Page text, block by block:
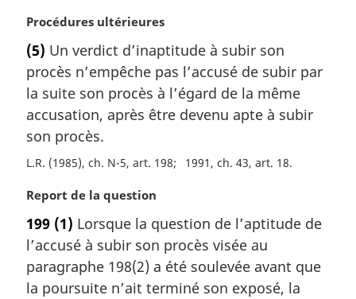
a
l
e
:
N
t
e
m
a
g
i
a
e
:
Procédures ultérieures
(5) Un verdict d’inaptitude à subir son
procès n’empêche pas l’accusé de subir par
la suite son procès à l’égard de la même
accusation, après être devenu apte à subir
son procès.
L.R. (1985), ch. N-5, art. 198 1991, ch. 43, art. 18
N
t
e
m
a
Report de la question
199 (1) Lorsque la question de l’aptitude de
l’accusé à subir son procès visée au
paragraphe 198(2) a été soulevée avant que
la poursuite n’ait terminé son exposé, la